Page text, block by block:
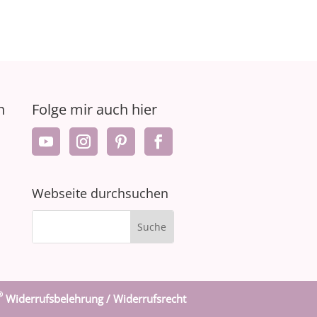
Folge mir auch hier
Webseite durchsuchen
Widerrufsbelehrung / Widerrufsrecht